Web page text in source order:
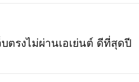
บตรงไม่ผ่านเอเย่นต์ ดีที่สุดปี